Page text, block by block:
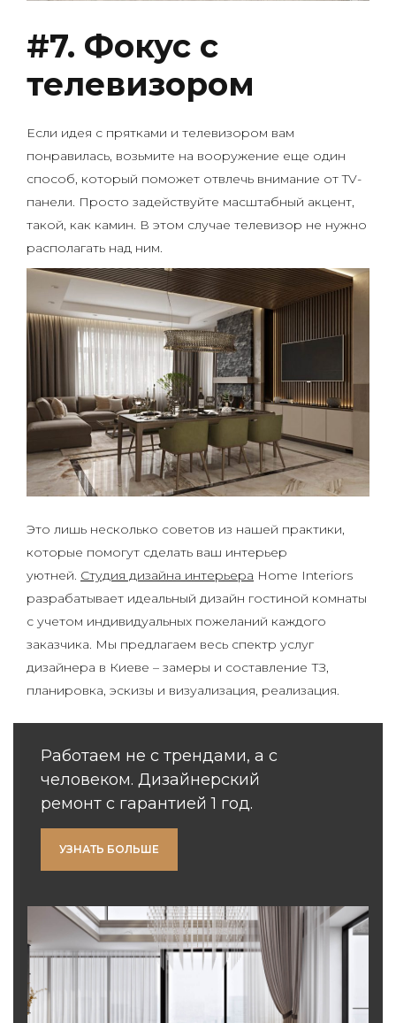
#7. Фокус с
телевизором
Если идея с прятками и телевизором вам
понравилась, возьмите на вооружение еще один
способ, который поможет отвлечь внимание от TV-
панели. Просто задействуйте масштабный акцент,
такой, как камин. В этом случае телевизор не нужно
располагать над ним.
Это лишь несколько советов из нашей практики,
которые помогут сделать ваш интерьер
уютней. Студия дизайна интерьера Home Interiors
разрабатывает идеальный дизайн гостиной комнаты
с учетом индивидуальных пожеланий каждого
заказчика. Мы предлагаем весь спектр услуг
дизайнера в Киеве – замеры и составление ТЗ,
планировка, эскизы и визуализация, реализация.
Работаем не с трендами, а с
человеком. Дизайнерский
ремонт с гарантией 1 год.
УЗНАТЬ БОЛЬШЕ